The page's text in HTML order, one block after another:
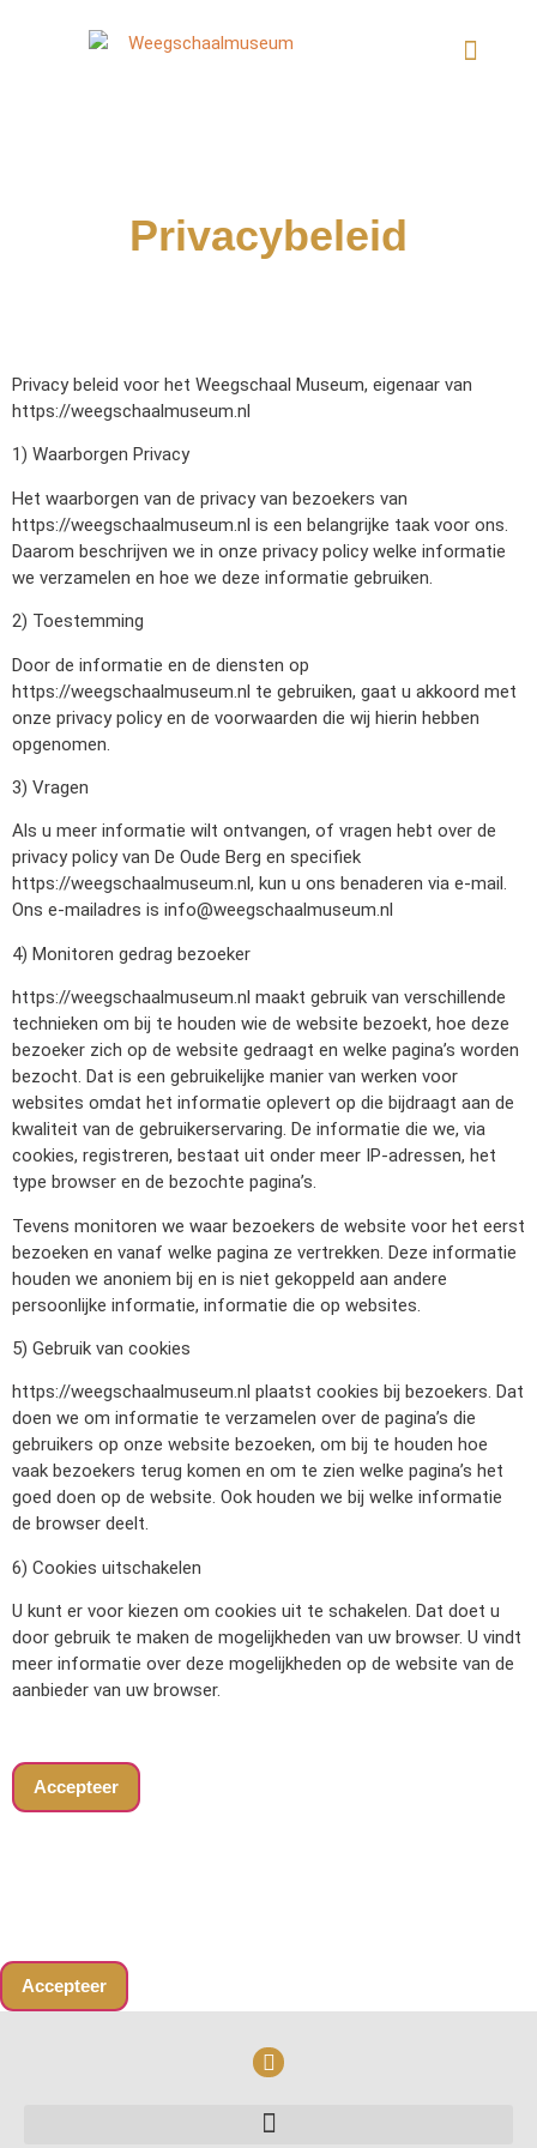
Privacybeleid
Privacy beleid voor het Weegschaal Museum, eigenaar van
https://weegschaalmuseum.nl
1) Waarborgen Privacy
Het waarborgen van de privacy van bezoekers van
https://weegschaalmuseum.nl is een belangrijke taak voor ons.
Daarom beschrijven we in onze privacy policy welke informatie
we verzamelen en hoe we deze informatie gebruiken.
2) Toestemming
Door de informatie en de diensten op
https://weegschaalmuseum.nl te gebruiken, gaat u akkoord met
onze privacy policy en de voorwaarden die wij hierin hebben
opgenomen.
3) Vragen
Als u meer informatie wilt ontvangen, of vragen hebt over de
privacy policy van De Oude Berg en specifiek
https://weegschaalmuseum.nl, kun u ons benaderen via e-mail.
Ons e-mailadres is info@weegschaalmuseum.nl
4) Monitoren gedrag bezoeker
https://weegschaalmuseum.nl maakt gebruik van verschillende
technieken om bij te houden wie de website bezoekt, hoe deze
bezoeker zich op de website gedraagt en welke pagina’s worden
bezocht. Dat is een gebruikelijke manier van werken voor
websites omdat het informatie oplevert op die bijdraagt aan de
kwaliteit van de gebruikerservaring. De informatie die we, via
cookies, registreren, bestaat uit onder meer IP-adressen, het
type browser en de bezochte pagina’s.
Tevens monitoren we waar bezoekers de website voor het eerst
bezoeken en vanaf welke pagina ze vertrekken. Deze informatie
houden we anoniem bij en is niet gekoppeld aan andere
persoonlijke informatie, informatie die op websites.
5) Gebruik van cookies
https://weegschaalmuseum.nl plaatst cookies bij bezoekers. Dat
doen we om informatie te verzamelen over de pagina’s die
gebruikers op onze website bezoeken, om bij te houden hoe
vaak bezoekers terug komen en om te zien welke pagina’s het
goed doen op de website. Ook houden we bij welke informatie
de browser deelt.
6) Cookies uitschakelen
U kunt er voor kiezen om cookies uit te schakelen. Dat doet u
door gebruik te maken de mogelijkheden van uw browser. U vindt
meer informatie over deze mogelijkheden op de website van de
aanbieder van uw browser.
Accepteer
Accepteer